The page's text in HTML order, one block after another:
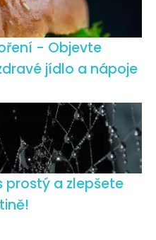
- Objevte
jídlo a nápoje
prostý a zlepšete